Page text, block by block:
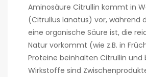
Aminosäure Citrullin kommt in
(Citrullus lanatus) vor, während
eine organische Säure ist, die
Natur vorkommt (wie z.B. in
Proteine beinhalten Citrullin und
Wirkstoffe sind